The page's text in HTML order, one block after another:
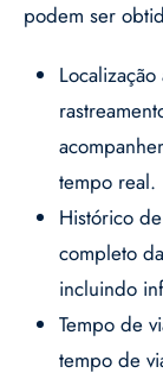
podem ser
tempo real.
Histórico
completo
incluindo
Tempo de
tempo de